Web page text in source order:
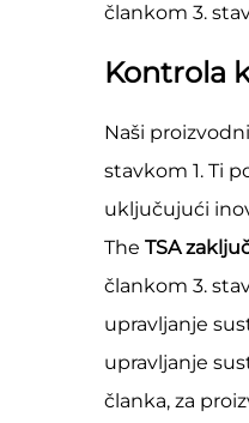
člankom 3.
Kontrola
Naši
stavkom 1. Ti
uključujući
The TSA
člankom 3.
upravljanje
upravljanje
članka, za